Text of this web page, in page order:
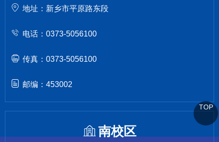
地址：新乡市平原路东段
电话：0373-5056100
传真：0373-5056100
邮编：453002
南校区
TOP